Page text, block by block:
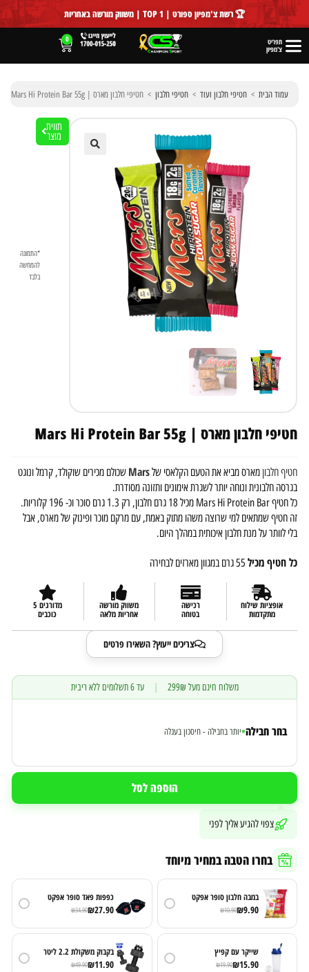
לתוכן 🏆 רשת צ'מפיון ספורט | TOP 1 | משווק מורשה באחריות
תפריט
צ'מפיון
0
עמוד הבית > חטיפי חלבון ועוד > חטיפי חלבון > חטיפי חלבון מארס | Mars Hi Protein Bar 55g
תווית
מוצר
*התמונה
להמחשה
בלבד
חטיפי חלבון מארס | Mars Hi Protein Bar 55g
חטיף חלבוןמארס מביא את הטעם הקלאסי שלMars שכולם מכירים שוקולד, קרמל ונוגט
בגרסה חלבונית ונוחה יותר לשגרת אימונים ותזונה מסודרת.
כל חטיף Mars Hi Protein Bar מכיל 18 גרם חלבון, רק 1.3 גרם סוכר וכ- 196 קלוריות.
זה חטיף שמתאים למי שרוצה משהו מתוק באמת, עם מרקם מוכר ופינוק של מארס, אבל
בלי לוותר על מנת חלבון איכותית במהלך היום.
כל חטיף מכיל
אופציות שילוח
מתקדמות
רכישה
בטוחה
משווק מורשה
אחריות מלאה
מדורגים 5
כוכבים
צריכים ייעוץ? השאירו פרטים
משלוח חינם מעל 299₪ עד 6 תשלומים ללא ריבית
בחר חבילה•יותר בחבילה - חיסכון בעגלה
הוספה לסל
צפוי להגיע אליך לפני
בחרו הטבה במחיר מיוחד
במבה חלבון סופר אפקט
₪9.90
₪10.90
כפפות פאד סופר אפקט
₪27.90
₪34.90
שייקר עם קפיץ
₪15.90
₪19.90
בקבוק משקולת 2.2 ליטר
₪11.90
₪49.90